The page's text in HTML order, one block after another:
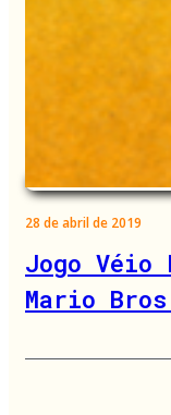
28 de abril de 2019
Jogo Véio
Mario